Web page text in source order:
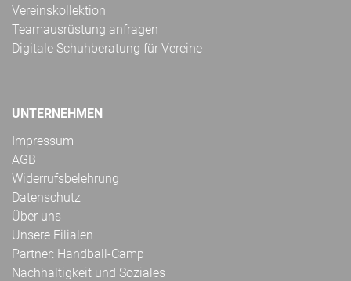
Vereinskollektion
Teamausrüstung anfragen
Digitale Schuhberatung für Vereine
UNTERNEHMEN
Impressum
AGB
Widerrufsbelehrung
Datenschutz
Über uns
Unsere Filialen
Partner: Handball-Camp
Nachhaltigkeit und Soziales